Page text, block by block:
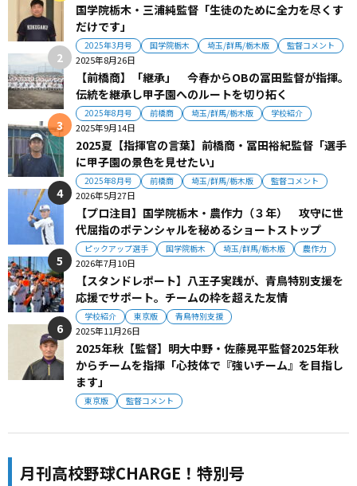
国学院栃木・三浦純監督「生徒のために全力を尽くす
だけです」
2025年3月号 国学院栃木 埼玉/群馬/栃木版 監督コメント
2025年8月26日
【前橋商】「継承」 今春からOBの冨田監督が指揮。
伝統を継承し甲子園へのルートを切り拓く
2025年8月号 前橋商 埼玉/群馬/栃木版 学校紹介
2025年9月14日
2025夏【指揮官の言葉】前橋商・冨田裕紀監督「選手
に甲子園の景色を見せたい」
2025年8月号 前橋商 埼玉/群馬/栃木版 監督コメント
2026年5月27日
【プロ注目】国学院栃木・農作力（３年） 攻守に世
代屈指のポテンシャルを秘めるショートストップ
ピックアップ選手 国学院栃木 埼玉/群馬/栃木版 農作力
2026年7月10日
【スタンドレポート】八王子実践が、青鳥特別支援を
応援でサポート。チームの枠を超えた友情
学校紹介 東京版 青鳥特別支援
2025年11月26日
2025年秋【監督】明大中野・佐藤晃平監督2025年秋
からチームを指揮「心技体で『強いチーム』を目指し
ます」
東京版 監督コメント
月刊高校野球CHARGE！特別号